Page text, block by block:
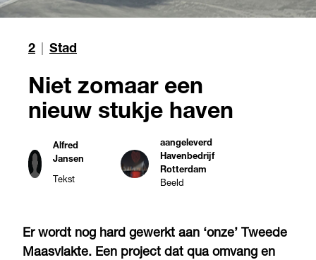
2 Stad
Niet zomaar een
nieuw stukje haven
Alfred
Jansen
Tekst
aangeleverd
Havenbedrijf
Rotterdam
Beeld
Er wordt nog hard gewerkt aan ‘onze’ Tweede
Maasvlakte. Een project dat qua omvang en